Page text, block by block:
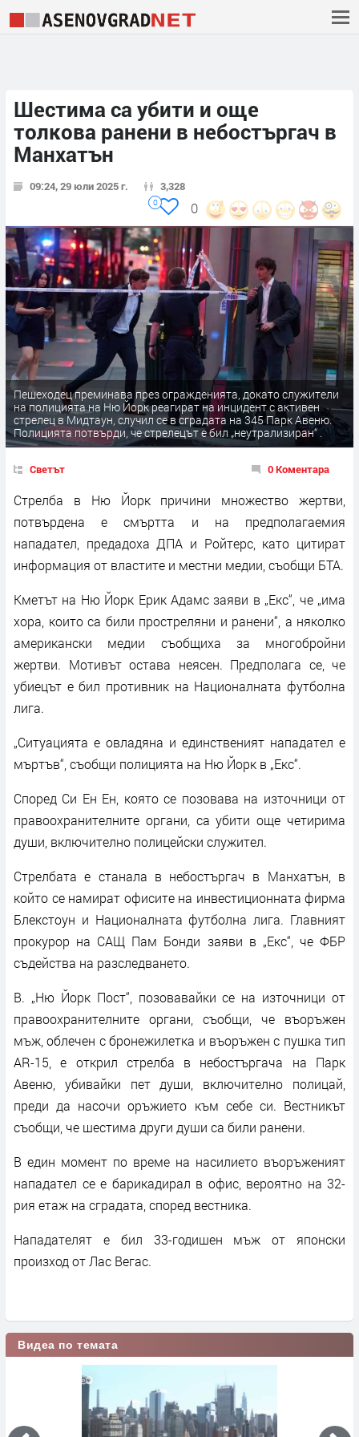
Шестима са убити и още
толкова ранени в небостъргач в
Манхатън
09:24, 29 юли 2025 г. 3,328
0
0
Пешеходец преминава през огражденията, докато служители
на полицията на Ню Йорк реагират на инцидент с активен
стрелец в Мидтаун, случил се в сградата на 345 Парк Авеню.
Полицията потвърди, че стрелецът е бил „неутрализиран“ .
Светът 0 Коментара
Стрелба в Ню Йорк причини множество жертви,
потвърдена е смъртта и на предполагаемия
нападател, предадоха ДПА и Ройтерс, като цитират
информация от властите и местни медии, съобщи БТА.
Кметът на Ню Йорк Ерик Адамс заяви в „Екс“, че „има
хора, които са били простреляни и ранени“, а няколко
американски медии съобщиха за многобройни
жертви. Мотивът остава неясен. Предполага се, че
убиецът е бил противник на Националната футболна
лига.
„Ситуацията е овладяна и единственият нападател е
мъртъв“, съобщи полицията на Ню Йорк в „Екс“.
Според Си Ен Ен, която се позовава на източници от
правоохранителните органи, са убити още четирима
души, включително полицейски служител.
Стрелбата е станала в небостъргач в Манхатън, в
който се намират офисите на инвестиционната фирма
Блекстоун и Националната футболна лига. Главният
прокурор на САЩ Пам Бонди заяви в „Екс“, че ФБР
съдейства на разследването.
В. „Ню Йорк Пост“, позовавайки се на източници от
правоохранителните органи, съобщи, че въоръжен
мъж, облечен с бронежилетка и въоръжен с пушка тип
AR-15, е открил стрелба в небостъргача на Парк
Авеню, убивайки пет души, включително полицай,
преди да насочи оръжието към себе си. Вестникът
съобщи, че шестима други души са били ранени.
В един момент по време на насилието въоръженият
нападател се е барикадирал в офис, вероятно на 32-
рия етаж на сградата, според вестника.
Нападателят е бил 33-годишен мъж от японски
произход от Лас Вегас.
Видеа по темата